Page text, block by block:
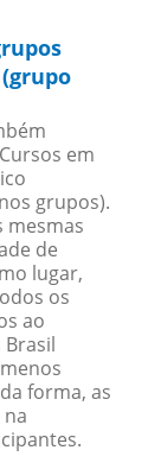
em
grupos).
mesmas
de
lugar,
os
ao
forma, as